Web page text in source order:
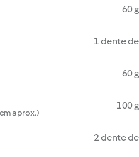
60 g
1 dente de
60 g
aprox.)
100 g
2 dente de